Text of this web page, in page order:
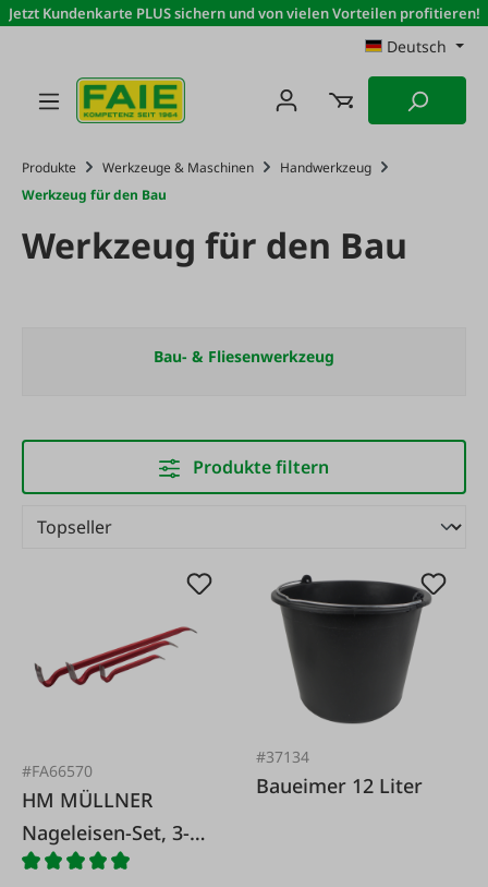
Zum Hauptinhalt springen
Jetzt Kundenkarte PLUS sichern und von vielen Vorteilen profitieren!
Deutsch
Produkte Werkzeuge & Maschinen
Handwerkzeug
Werkzeug für den Bau
Werkzeug für den Bau
Bau- & Fliesenwerkzeug
Produkte filtern
#FA66570
HM MÜLLNER
Nageleisen-Set, 3-
tlg.
#37134
Baueimer 12 Liter